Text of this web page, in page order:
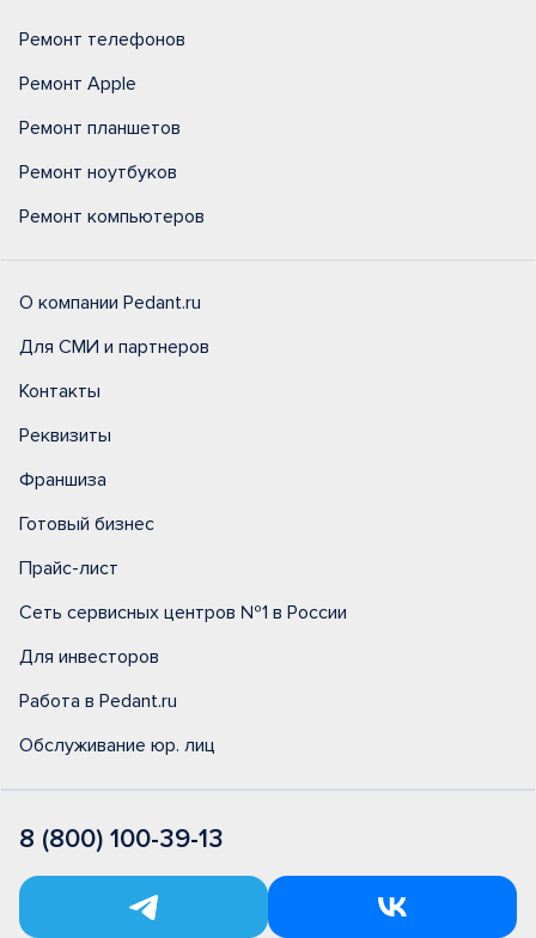
Ремонт телефонов
Ремонт Apple
Ремонт планшетов
Ремонт ноутбуков
Ремонт компьютеров
О компании Pedant.ru
Для СМИ и партнеров
Контакты
Реквизиты
Франшиза
Готовый бизнес
Прайс-лист
Сеть сервисных центров №1 в России
Для инвесторов
Работа в Pedant.ru
Обслуживание юр. лиц
8 (800) 100-39-13